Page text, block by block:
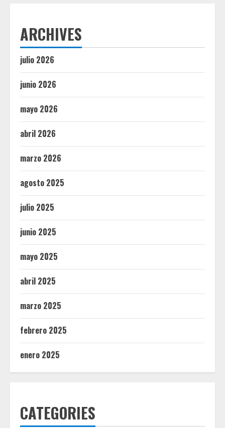
ARCHIVES
julio 2026
junio 2026
mayo 2026
abril 2026
marzo 2026
agosto 2025
julio 2025
junio 2025
mayo 2025
abril 2025
marzo 2025
febrero 2025
enero 2025
CATEGORIES